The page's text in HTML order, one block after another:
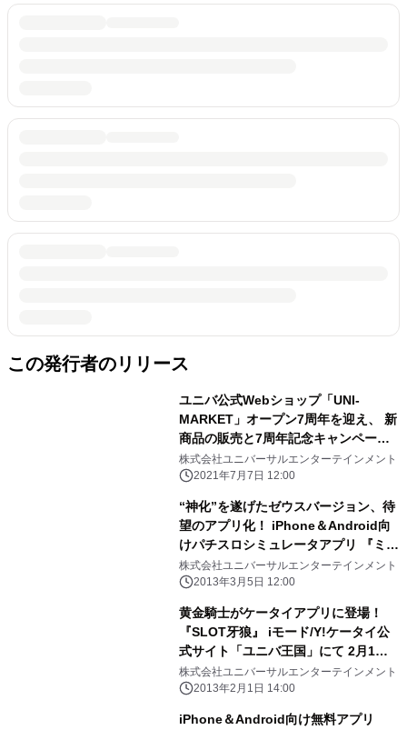
この発行者のリリース
ユニバ公式Webショップ「UNI-
MARKET」オープン7周年を迎え、 新
商品の販売と7周年記念キャンペーン
を同時スタート
株式会社ユニバーサルエンターテインメント
2021年7月7日 12:00
“神化”を遂げたゼウスバージョン、待
望のアプリ化！ iPhone＆Android向
けパチスロシミュレータアプリ 『ミリ
オンゴッド-神々の系譜-ZEUS ver.』 3
月5日より配信開始
株式会社ユニバーサルエンターテインメント
2013年3月5日 12:00
黄金騎士がケータイアプリに登場！
『SLOT牙狼』 iモード/Y!ケータイ公
式サイト「ユニバ王国」にて 2月1日
より配信開始
株式会社ユニバーサルエンターテインメント
2013年2月1日 14:00
iPhone＆Android向け無料アプリ